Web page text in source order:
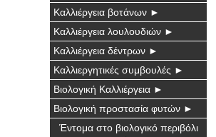
Καλλιέργεια βοτάνων ►
Καλλιέργεια λουλουδιών ►
Καλλιέργεια δέντρων ►
Καλλιεργητικές συμβουλές ►
Βιολογική Καλλιέργεια ►
Βιολογική προστασία φυτών ►
Έντομα στο βιολογικό περιβόλι